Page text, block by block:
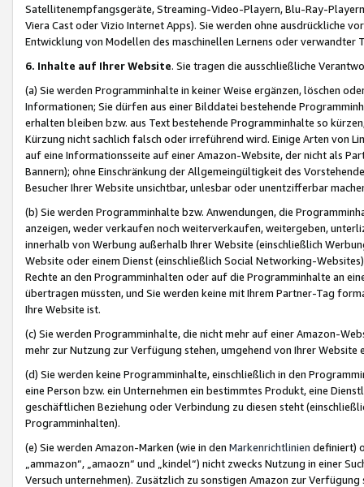
Satellitenempfangsgeräte, Streaming-Video-Playern, Blu-Ray-
Viera Cast oder Vizio Internet Apps). Sie werden ohne ausdrückliche
Entwicklung von Modellen des maschinellen Lernens oder
6. Inhalte auf Ihrer Website. Sie tragen die ausschließliche
(a) Sie werden Programminhalte in keiner Weise ergänzen, löschen
Informationen; Sie dürfen aus einer Bilddatei bestehende
erhalten bleiben bzw. aus Text bestehende Programminhalte so
Kürzung nicht sachlich falsch oder irreführend wird. Einige Arten von
auf eine Informationsseite auf einer Amazon-Website, der nicht als
Bannern); ohne Einschränkung der Allgemeingültigkeit des
Besucher Ihrer Website unsichtbar, unlesbar oder unentzifferbar
(b) Sie werden Programminhalte bzw. Anwendungen, die
anzeigen, weder verkaufen noch weiterverkaufen, weitergeben,
innerhalb von Werbung außerhalb Ihrer Website (einschließlich
Website oder einem Dienst (einschließlich Social Networking-
Rechte an den Programminhalten oder auf die Programminhalte an
übertragen müssten, und Sie werden keine mit Ihrem Partner-Tag
Ihre Website ist.
(c) Sie werden Programminhalte, die nicht mehr auf einer Amazon-
mehr zur Nutzung zur Verfügung stehen, umgehend von Ihrer
(d) Sie werden keine Programminhalte, einschließlich in den
eine Person bzw. ein Unternehmen ein bestimmtes Produkt, eine
geschäftlichen Beziehung oder Verbindung zu diesen steht
Programminhalten).
(e) Sie werden Amazon-Marken (wie in den Markenrichtlinien definiert)
„ammazon“, „amaozn“ und „kindel“) nicht zwecks Nutzung in einer
Versuch unternehmen). Zusätzlich zu sonstigen Amazon zur